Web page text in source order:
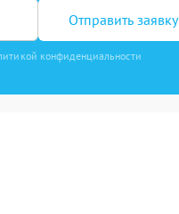
Отправить заявку
конфиденциальности